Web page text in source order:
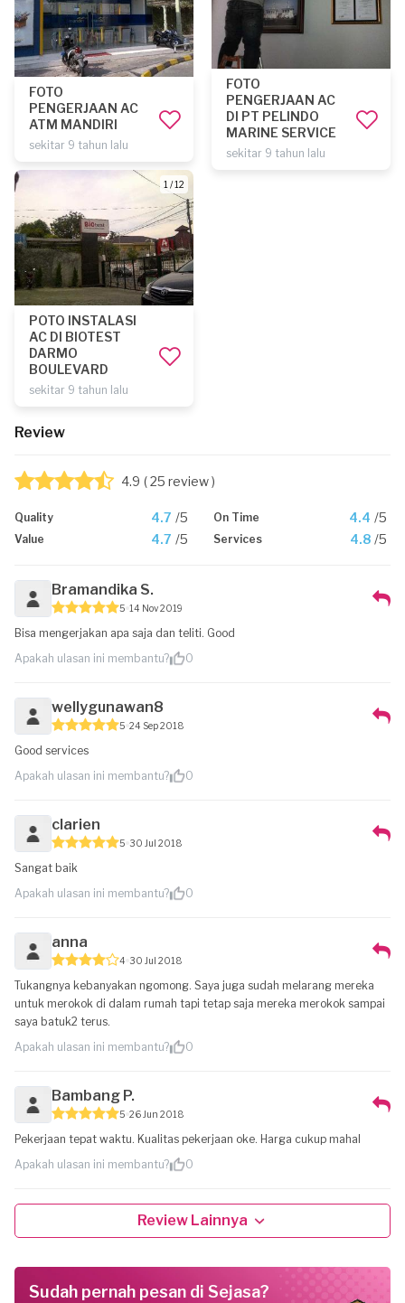
FOTO
PENGERJAAN AC
ATM MANDIRI
sekitar 9 tahun lalu
FOTO
PENGERJAAN AC
DI PT PELINDO
MARINE SERVICE
sekitar 9 tahun lalu
1 / 12
POTO INSTALASI
AC DI BIOTEST
DARMO
BOULEVARD
sekitar 9 tahun lalu
Review
4.9 ( 25 review )
Quality 4.7 /5 On Time 4.4 /5
Value 4.7 /5 Services 4.8 /5
Bramandika S.
5 14 Nov 2019
Bisa mengerjakan apa saja dan teliti. Good
Apakah ulasan ini membantu?
0
wellygunawan8
5 24 Sep 2018
Good services
Apakah ulasan ini membantu?
0
clarien
5 30 Jul 2018
Sangat baik
Apakah ulasan ini membantu?
0
anna
4 30 Jul 2018
Tukangnya kebanyakan ngomong. Saya juga sudah melarang mereka
untuk merokok di dalam rumah tapi tetap saja mereka merokok sampai
saya batuk2 terus.
Apakah ulasan ini membantu?
0
Bambang P.
5 26 Jun 2018
Pekerjaan tepat waktu. Kualitas pekerjaan oke. Harga cukup mahal
Apakah ulasan ini membantu?
0
Review Lainnya
Sudah pernah pesan di Sejasa?